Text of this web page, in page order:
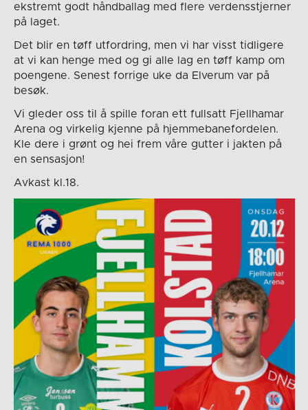
ekstremt godt håndballag med flere verdensstjerner
på laget.
Det blir en tøff utfordring, men vi har visst tidligere
at vi kan henge med og gi alle lag en tøff kamp om
poengene. Senest forrige uke da Elverum var på
besøk.
Vi gleder oss til å spille foran ett fullsatt Fjellhamar
Arena og virkelig kjenne på hjemmebanefordelen.
Kle dere i grønt og hei frem våre gutter i jakten på
en sensasjon!
Avkast kl.18.